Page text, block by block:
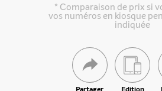
* Comparaison de prix si
vos numéros en kiosque
indiquée
Partager Edition